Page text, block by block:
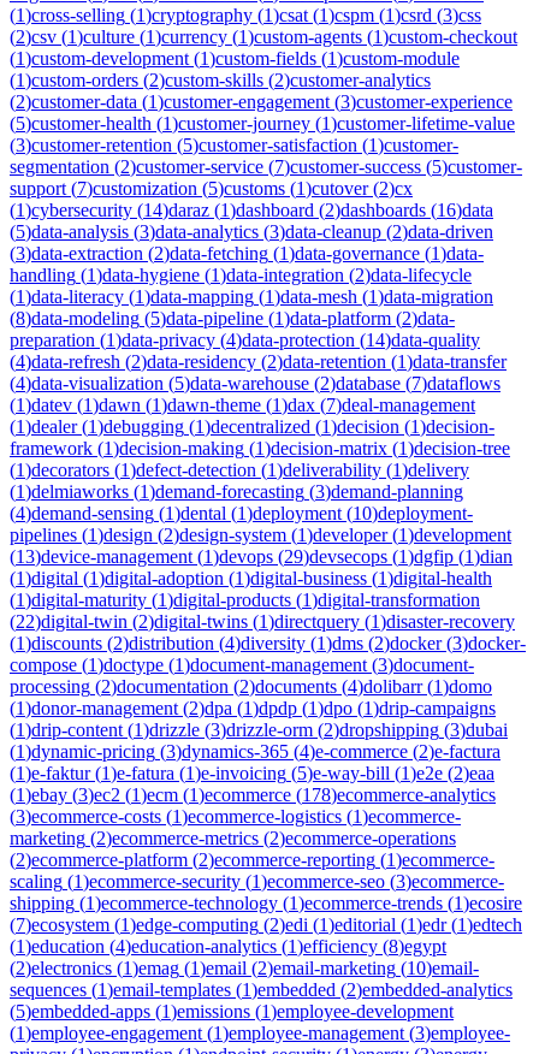
(1)cross-selling (1)cryptography (1)csat (1)cspm (1)csrd (3)css
(2)csv (1)culture (1)currency (1)custom-agents (1)custom-checkout
(1)custom-development (1)custom-fields (1)custom-module
(1)custom-orders (2)custom-skills (2)customer-analytics
(2)customer-data (1)customer-engagement (3)customer-experience
(5)customer-health (1)customer-journey (1)customer-lifetime-value
(3)customer-retention (5)customer-satisfaction (1)customer-
segmentation (2)customer-service (7)customer-success (5)customer-
support (7)customization (5)customs (1)cutover(2)cx
(1)cybersecurity (14)daraz (1)dashboard (2)dashboards (16)data
(5)data-analysis (3)data-analytics (3)data-cleanup (2)data-driven
(3)data-extraction (2)data-fetching (1)data-governance (1)data-
handling (1)data-hygiene (1)data-integration (2)data-lifecycle
(1)data-literacy (1)data-mapping (1)data-mesh (1)data-migration
(8)data-modeling (5)data-pipeline (1)data-platform (2)data-
preparation (1)data-privacy (4)data-protection (14)data-quality
(4)data-refresh (2)data-residency (2)data-retention (1)data-transfer
(4)data-visualization (5)data-warehouse (2)database (7)dataflows
(1)datev (1)dawn (1)dawn-theme (1)dax (7)deal-management
(1)dealer(1)debugging (1)decentralized (1)decision (1)decision-
framework (1)decision-making (1)decision-matrix (1)decision-tree
(1)decorators (1)defect-detection (1)deliverability (1)delivery
(1)delmiaworks (1)demand-forecasting (3)demand-planning
(4)demand-sensing (1)dental (1)deployment (10)deployment-
pipelines (1)design (2)design-system (1)developer(1)development
(13)device-management (1)devops (29)devsecops (1)dgfip (1)dian
(1)digital (1)digital-adoption (1)digital-business (1)digital-health
(1)digital-maturity (1)digital-products (1)digital-transformation
(22)digital-twin (2)digital-twins (1)directquery (1)disaster-recovery
(1)discounts (2)distribution (4)diversity (1)dms (2)docker(3)docker-
compose (1)doctype (1)document-management (3)document-
processing (2)documentation (2)documents (4)dolibarr(1)domo
(1)donor-management (2)dpa (1)dpdp (1)dpo (1)drip-campaigns
(1)drip-content (1)drizzle (3)drizzle-orm (2)dropshipping (3)dubai
(1)dynamic-pricing (3)dynamics-365 (4)e-commerce (2)e-factura
(1)e-faktur(1)e-fatura (1)e-invoicing (5)e-way-bill (1)e2e (2)eaa
(1)ebay (3)ec2 (1)ecm (1)ecommerce (178)ecommerce-analytics
(3)ecommerce-costs (1)ecommerce-logistics (1)ecommerce-
marketing (2)ecommerce-metrics (2)ecommerce-operations
(2)ecommerce-platform (2)ecommerce-reporting (1)ecommerce-
scaling (1)ecommerce-security (1)ecommerce-seo (3)ecommerce-
shipping (1)ecommerce-technology (1)ecommerce-trends (1)ecosire
(7)ecosystem (1)edge-computing (2)edi (1)editorial (1)edr(1)edtech
(1)education (4)education-analytics (1)efficiency (8)egypt
(2)electronics (1)emag (1)email (2)email-marketing (10)email-
sequences (1)email-templates (1)embedded (2)embedded-analytics
(5)embedded-apps (1)emissions (1)employee-development
(1)employee-engagement (1)employee-management (3)employee-